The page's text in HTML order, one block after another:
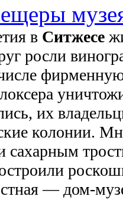
в Ситжесе
росли
их
колонии.
сахарным
— дом-